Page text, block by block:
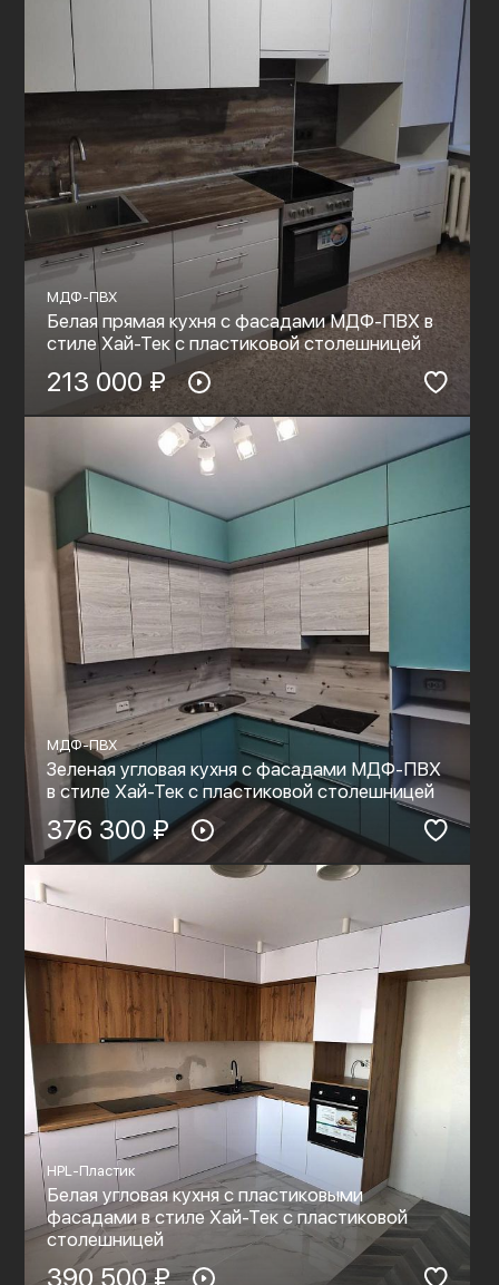
МДФ-ПВХ
Белая прямая кухня с фасадами МДФ-ПВХ в
стиле Хай-Тек с пластиковой столешницей
213 000 ₽
МДФ-ПВХ
Зеленая угловая кухня с фасадами МДФ-ПВХ
в стиле Хай-Тек с пластиковой столешницей
376 300 ₽
HPL-Пластик
Белая угловая кухня с пластиковыми
фасадами в стиле Хай-Тек с пластиковой
столешницей
390 500 ₽